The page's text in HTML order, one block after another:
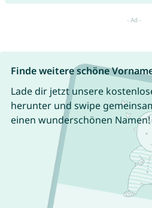
Finde weitere schöne
Lade dir jetzt unsere
herunter und swipe
einen wunderschönen Namen!